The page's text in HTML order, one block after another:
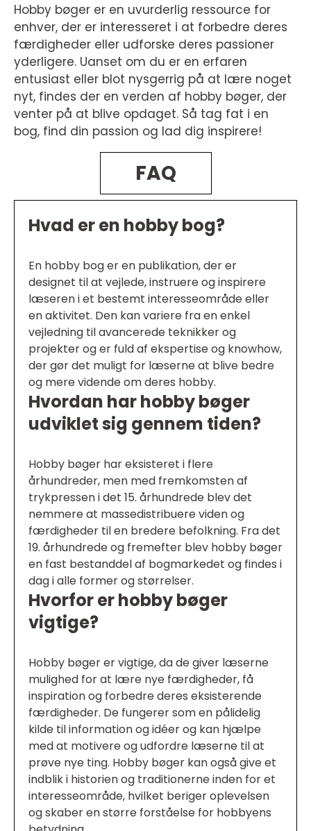
Hobby bøger er en uvurderlig ressource for
enhver, der er interesseret i at forbedre deres
færdigheder eller udforske deres passioner
yderligere. Uanset om du er en erfaren
entusiast eller blot nysgerrig på at lære noget
nyt, findes der en verden af hobby bøger, der
venter på at blive opdaget. Så tag fat i en
bog, find din passion og lad dig inspirere!
FAQ
Hvad er en hobby bog?
En hobby bog er en publikation, der er
designet til at vejlede, instruere og inspirere
læseren i et bestemt interesseområde eller
en aktivitet. Den kan variere fra en enkel
vejledning til avancerede teknikker og
projekter og er fuld af ekspertise og knowhow,
der gør det muligt for læserne at blive bedre
og mere vidende om deres hobby.
Hvordan har hobby bøger
udviklet sig gennem tiden?
Hobby bøger har eksisteret i flere
århundreder, men med fremkomsten af
trykpressen i det 15. århundrede blev det
nemmere at massedistribuere viden og
færdigheder til en bredere befolkning. Fra det
19. århundrede og fremefter blev hobby bøger
en fast bestanddel af bogmarkedet og findes i
dag i alle former og størrelser.
Hvorfor er hobby bøger
vigtige?
Hobby bøger er vigtige, da de giver læserne
mulighed for at lære nye færdigheder, få
inspiration og forbedre deres eksisterende
færdigheder. De fungerer som en pålidelig
kilde til information og idéer og kan hjælpe
med at motivere og udfordre læserne til at
prøve nye ting. Hobby bøger kan også give et
indblik i historien og traditionerne inden for et
interesseområde, hvilket beriger oplevelsen
og skaber en større forståelse for hobbyens